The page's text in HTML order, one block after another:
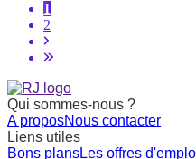
1
2
Qui sommes-nous ?
A proposNous contacter
Liens utiles
Bons plansLes offres